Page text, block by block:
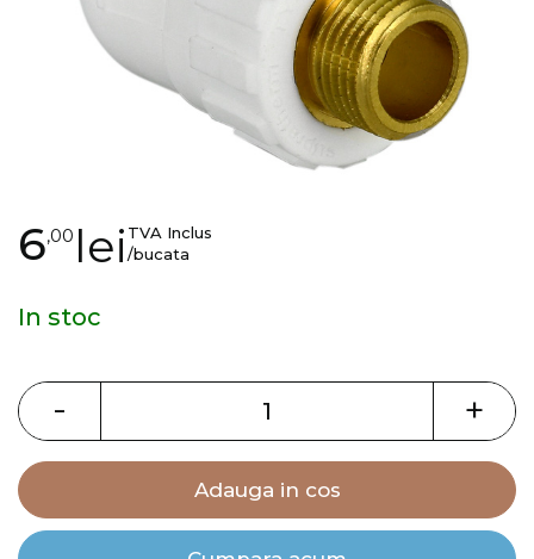
Skip
to
beginning
images
gallery
6,00 leiTVA Inclus
/bucata
In stoc
- +
Adauga in cos